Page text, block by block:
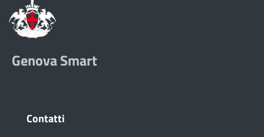
Genova Smart
Contatti